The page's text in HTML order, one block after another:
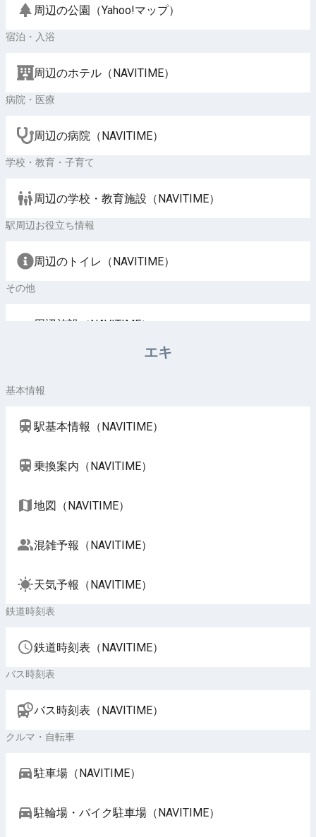
周辺の公園（Yahoo!マップ）
宿泊・入浴
周辺のホテル（NAVITIME）
病院・医療
周辺の病院（NAVITIME）
学校・教育・子育て
周辺の学校・教育施設（NAVITIME）
駅周辺お役立ち情報
周辺のトイレ（NAVITIME）
その他
周辺施設（NAVITIME）
エキ
基本情報
駅基本情報（NAVITIME）
乗換案内（NAVITIME）
地図（NAVITIME）
混雑予報（NAVITIME）
天気予報（NAVITIME）
鉄道時刻表
鉄道時刻表（NAVITIME）
バス時刻表
バス時刻表（NAVITIME）
クルマ・自転車
駐車場（NAVITIME）
駐輪場・バイク駐車場（NAVITIME）